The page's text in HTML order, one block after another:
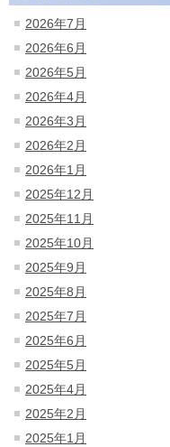
2026年7月
2026年6月
2026年5月
2026年4月
2026年3月
2026年2月
2026年1月
2025年12月
2025年11月
2025年10月
2025年9月
2025年8月
2025年7月
2025年6月
2025年5月
2025年4月
2025年2月
2025年1月